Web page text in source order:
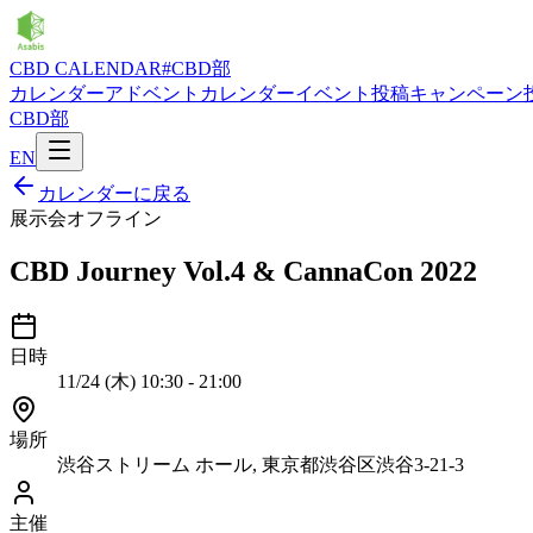
CBD CALENDAR#CBD部
カレンダーアドベントカレンダーイベント投稿キャンペーン
CBD部
EN
カレンダーに戻る
展示会オフライン
CBD Journey Vol.4 & CannaCon 2022
日時
11/24 (木) 10:30 - 21:00
場所
渋谷ストリーム ホール, 東京都渋谷区渋谷3-21-3
主催